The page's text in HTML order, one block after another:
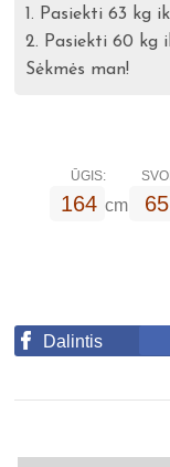
1. Pasiekti 63 kg
2. Pasiekti 60 kg
Sėkmės man!
ŪGIS:
164 cm 65
Dalintis